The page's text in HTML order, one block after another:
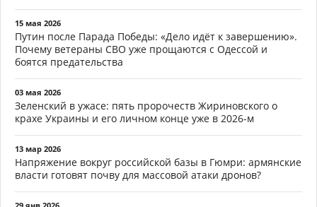
15 мая 2026
Путин после Парада Победы: «Дело идёт к завершению».
Почему ветераны СВО уже прощаются с Одессой и
боятся предательства
03 мая 2026
Зеленский в ужасе: пять пророчеств Жириновского о
крахе Украины и его личном конце уже в 2026-м
13 мар 2026
Напряжение вокруг российской базы в Гюмри: армянские
власти готовят почву для массовой атаки дронов?